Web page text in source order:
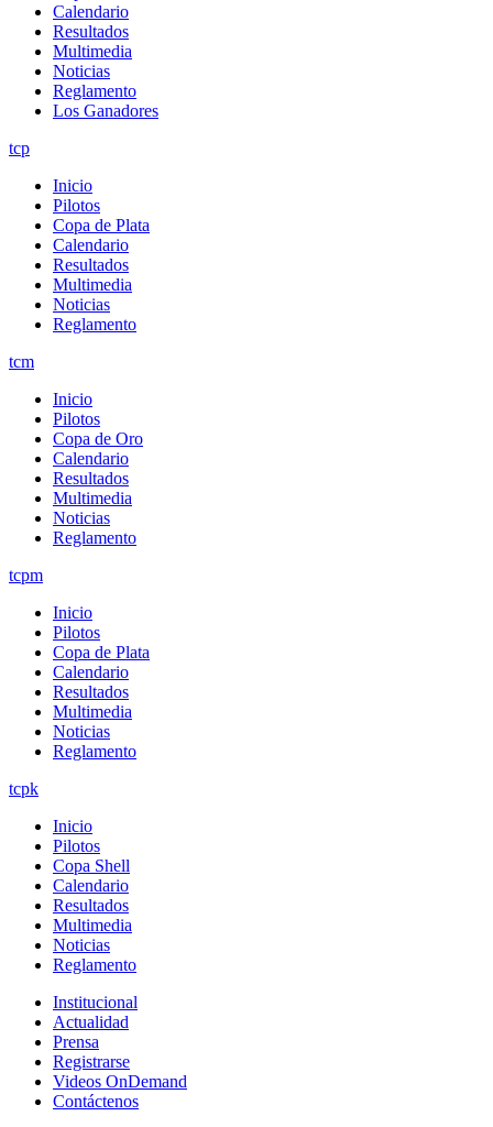
Calendario
Resultados
Multimedia
Noticias
Reglamento
Los Ganadores
tcp
Inicio
Pilotos
Copa de Plata
Calendario
Resultados
Multimedia
Noticias
Reglamento
tcm
Inicio
Pilotos
Copa de Oro
Calendario
Resultados
Multimedia
Noticias
Reglamento
tcpm
Inicio
Pilotos
Copa de Plata
Calendario
Resultados
Multimedia
Noticias
Reglamento
tcpk
Inicio
Pilotos
Copa Shell
Calendario
Resultados
Multimedia
Noticias
Reglamento
Institucional
Actualidad
Prensa
Registrarse
Videos OnDemand
Contáctenos